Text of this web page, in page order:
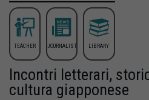
TEACHER JOURNALIST LIBRARY
Incontri letterari,
cultura giapponese